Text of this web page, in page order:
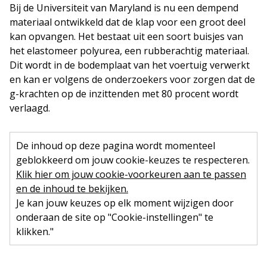
Bij de Universiteit van Maryland is nu een dempend
materiaal ontwikkeld dat de klap voor een groot deel
kan opvangen. Het bestaat uit een soort buisjes van
het elastomeer polyurea, een rubberachtig materiaal.
Dit wordt in de bodemplaat van het voertuig verwerkt
en kan er volgens de onderzoekers voor zorgen dat de
g-krachten op de inzittenden met 80 procent wordt
verlaagd.
De inhoud op deze pagina wordt momenteel
geblokkeerd om jouw cookie-keuzes te respecteren.
Klik hier om jouw cookie-voorkeuren aan te passen
en de inhoud te bekijken.
Je kan jouw keuzes op elk moment wijzigen door
onderaan de site op "Cookie-instellingen" te
klikken."